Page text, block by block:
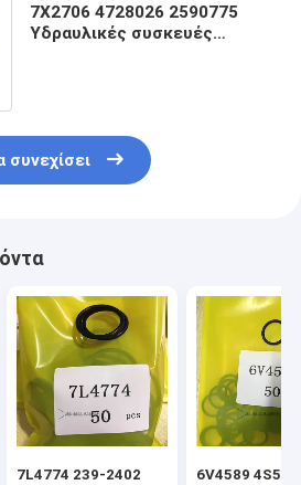
7X2706 4728026 2590775
Υδραυλικές συσκευές
συνεχίσει
7L4774 239-2402
6V4589